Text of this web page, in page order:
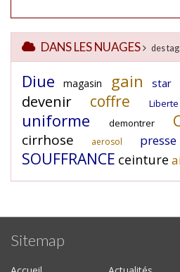
DANS LES NUAGES des
Diue magasin gain star
devenir coffre Liberte
uniforme demontrer
cirrhose aerosol presse
SOUFFRANCE ceinture
Sitemap